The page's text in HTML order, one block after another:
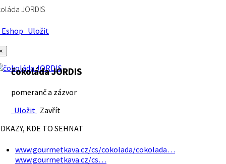
JORDIS
Uložit
čokoláda JORDIS
pomeranč a zázvor
Uložit Zavřít
KDE TO SEHNAT
www.gourmetkava.cz/cs/cokolada/cokolada…
www.gourmetkava.cz/cs…